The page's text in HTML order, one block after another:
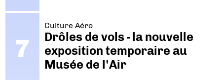
Culture Aéro
Drôles de vols - la nouvelle
exposition temporaire au
Musée de l'Air